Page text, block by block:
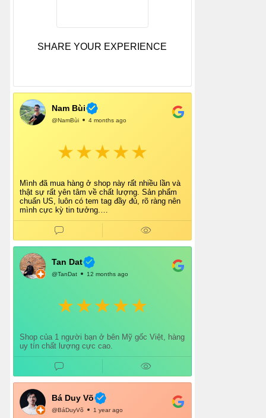
SHARE YOUR EXPERIENCE
Nam Bùi
@NamBùi 4 months ago
Mình đã mua hàng ở shop này rất nhiều lần và
thật sự rất yên tâm về chất lượng. Sản phẩm
chuẩn US, luôn có tem tag đầy đủ, rõ ràng nên
mình cực kỳ tin tưởng.
Shop tư vấn nhiệt tình, giao hàng nhanh, đóng
gói cẩn thận. Mỗi lần mua đều cảm thấy hài
Chắc chắn mình sẽ tiếp tục ủng hộ shop lâu dài
và giới thiệu thêm cho bạn bè 👍
Tan Dat
@TanDat 12 months ago
Shop của 1 người bạn ở bên Mỹ gốc Việt, hàng
uy tín chất lượng cực cao.
Bá Duy Võ
@BáDuyVõ 1 year ago